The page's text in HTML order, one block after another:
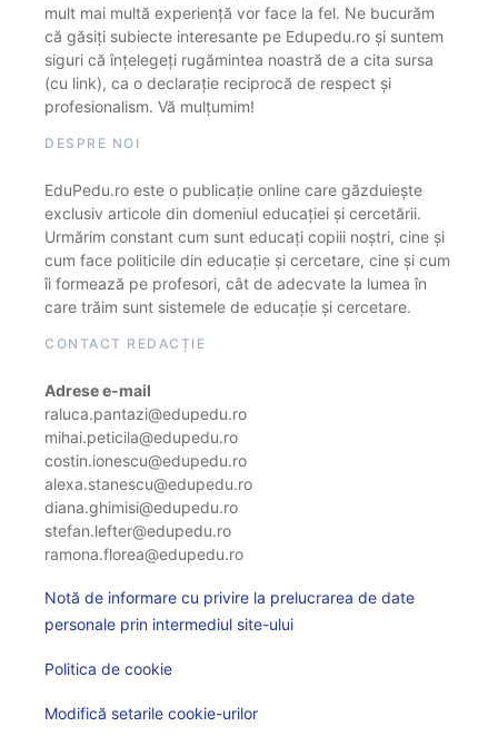
mult mai multă experiență vor face la fel. Ne bucurăm
că găsiți subiecte interesante pe Edupedu.ro și suntem
siguri că înțelegeți rugămintea noastră de a cita sursa
(cu link), ca o declarație reciprocă de respect și
profesionalism. Vă mulțumim!
DESPRE NOI
EduPedu.ro este o publicație online care găzduiește
exclusiv articole din domeniul educației și cercetării.
Urmărim constant cum sunt educați copiii noștri, cine și
cum face politicile din educație și cercetare, cine și cum
îi formează pe profesori, cât de adecvate la lumea în
care trăim sunt sistemele de educație și cercetare.
CONTACT REDACȚIE
Adrese e-mail
raluca.pantazi@edupedu.ro
mihai.peticila@edupedu.ro
costin.ionescu@edupedu.ro
alexa.stanescu@edupedu.ro
diana.ghimisi@edupedu.ro
stefan.lefter@edupedu.ro
ramona.florea@edupedu.ro
Notă de informare cu privire la prelucrarea de date
personale prin intermediul site-ului
Politica de cookie
Modifică setarile cookie-urilor